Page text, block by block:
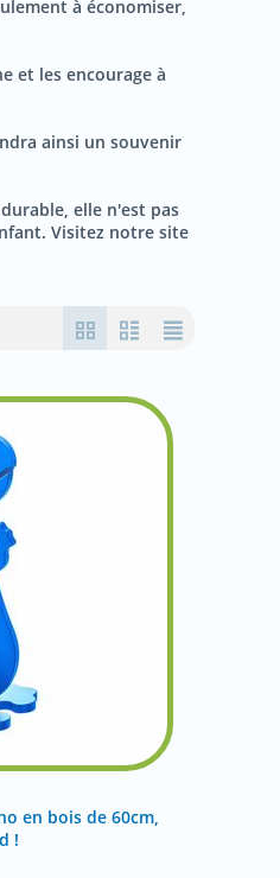
à économiser,
et les encourage à
ainsi un souvenir
elle n'est pas
Visitez notre site
en bois de 60cm,
!